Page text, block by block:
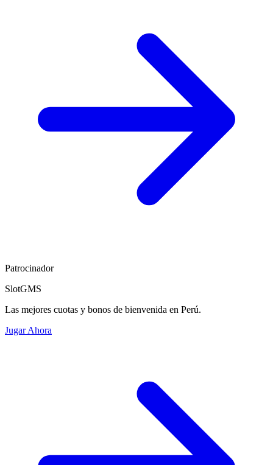
Patrocinador
SlotGMS
Las mejores cuotas y bonos de bienvenida en Perú.
Jugar Ahora